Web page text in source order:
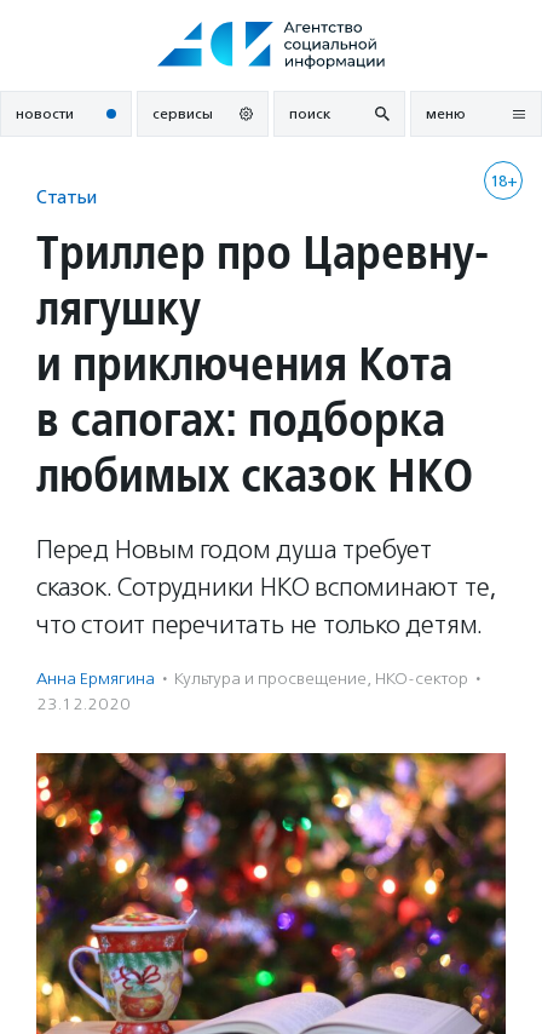
новости сервисы поиск меню
18+
Статьи
Триллер про Царевну-
лягушку
и приключения Кота
в сапогах: подборка
любимых сказок НКО
Перед Новым годом душа требует
сказок. Сотрудники НКО вспоминают те,
что стоит перечитать не только детям.
Анна Ермягина · Культура и просвещение, НКО-сектор ·
23.12.2020